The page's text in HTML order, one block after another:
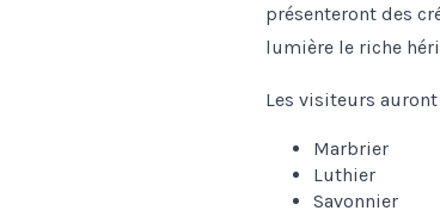
présenteront des
lumière le riche
Les visiteurs
Marbrier
Luthier
Savonnier